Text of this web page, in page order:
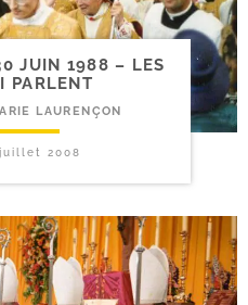
JUIN 1988 – LES
PARLENT
LAURENÇON
2008